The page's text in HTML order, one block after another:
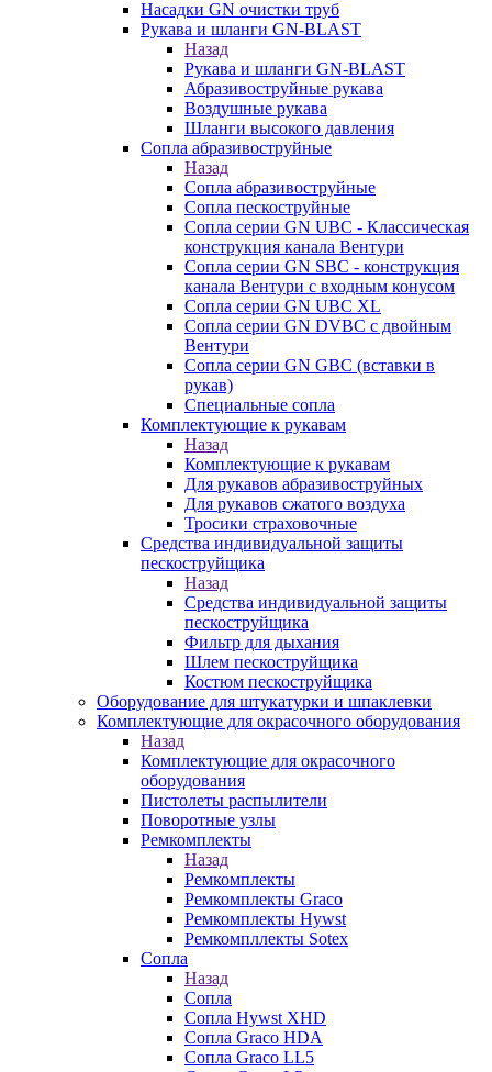
Насадки GN очистки труб
Рукава и шланги GN-BLAST
Назад
Рукава и шланги GN-BLAST
Абразивоструйные рукава
Воздушные рукава
Шланги высокого давления
Сопла абразивоструйные
Назад
Сопла абразивоструйные
Сопла пескоструйные
Сопла серии GN UBC - Классическая
конструкция канала Вентури
Сопла серии GN SBC - конструкция
канала Вентури c входным конусом
Сопла серии GN UBC XL
Сопла серии GN DVBC с двойным
Вентури
Сопла серии GN GBC (вставки в
рукав)
Специальные сопла
Комплектующие к рукавам
Назад
Комплектующие к рукавам
Для рукавов абразивоструйных
Для рукавов сжатого воздуха
Тросики страховочные
Средства индивидуальной защиты
пескоструйщика
Назад
Средства индивидуальной защиты
пескоструйщика
Фильтр для дыхания
Шлем пескоструйщика
Костюм пескоструйщика
Оборудование для штукатурки и шпаклевки
Комплектующие для окрасочного оборудования
Назад
Комплектующие для окрасочного
оборудования
Пистолеты распылители
Поворотные узлы
Ремкомплекты
Назад
Ремкомплекты
Ремкомплекты Graco
Ремкомплекты Hywst
Ремкомпллекты Sotex
Сопла
Назад
Сопла
Сопла Hywst XHD
Сопла Graco HDA
Сопла Graco LL5